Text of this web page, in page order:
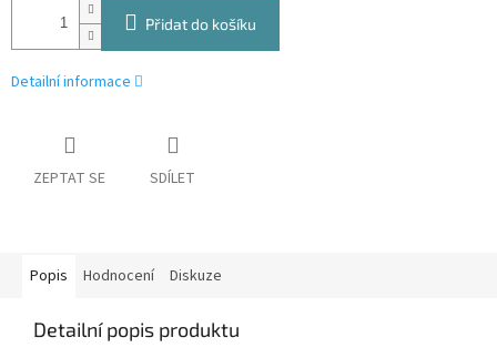
Přidat do košíku
Detailní informace
ZEPTAT SE SDÍLET
Popis Hodnocení Diskuze
Detailní popis produktu